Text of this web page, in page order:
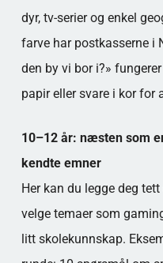
dyr, tv-serier og enkel
farve har postkasserne i
den by vi bor i?»
papir eller svare i kor for
10–12 år: næsten som
kendte emner
Her kan du legge deg
velge temaer som
litt skolekunnskap.